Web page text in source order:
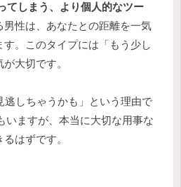
てしまう、より個人的なツー
性は、あなたとの距離を一気
。このタイプには「もう少し
大切です。
逃しちゃうかも」という理由で
いますが、本当に大切な用事な
はずです。